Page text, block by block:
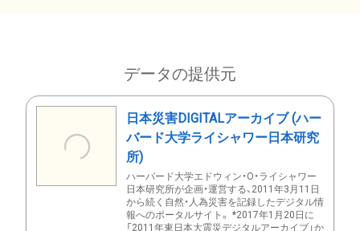
データの提供元
日本災害DIGITALアーカイブ (ハー
バード大学ライシャワー日本研究
所)
ハーバード大学エドウィン・O・ライシャワー
日本研究所が企画・運営する、2011年3月11日
から続く自然・人為災害を記録したデジタル情
報へのポータルサイト。 *2017年1月20日に
「2011年東日本大震災デジタルアーカイブ」か